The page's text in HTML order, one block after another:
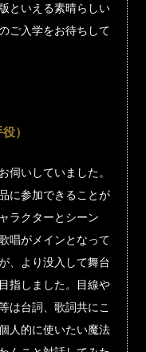
といえる素晴らしい
ご入学をお待ちして
）
伺いしていました。
に参加できることが
ラクターとシーン
唱がメインとなって
、より没入して舞台
指しました。目線や
は台詞、歌詞共にこ
人的に使いたい魔法